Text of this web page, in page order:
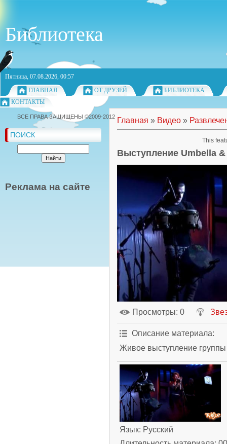
Библиотека
Пятница, 07.08.2026, 00:57
ГЛАВНАЯ
ОТ ДРУЗЕЙ
БИБЛИОТЕКА
КОНТАКТЫ
ПОИСК
Реклама на сайте
Главная » Видео »
Выступление Umbella &
Просмотры: 0
Описание материала:
Живое выступление
Язык: Русский
ВСЕ ПРАВА ЗАЩИЩЕНЫ ©2009-2012
This